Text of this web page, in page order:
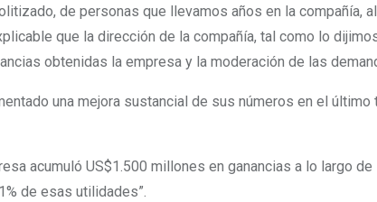
de personas que llevamos años en la compañía,
que la dirección de la compañía, tal como lo
obtenidas la empresa y la moderación de las
una mejora sustancial de sus números en el
acumuló US$1.500 millones en ganancias a lo largo
de esas utilidades”.